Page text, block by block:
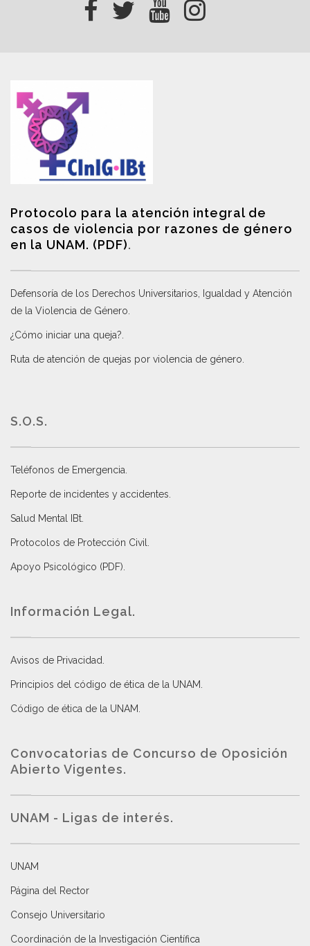
Protocolo para la atención integral de
casos de violencia por razones de género
en la UNAM. (PDF).
Defensoría de los Derechos Universitarios, Igualdad y Atención
de la Violencia de Género
¿Cómo iniciar una queja?
Ruta de atención de quejas por violencia de género
S.O.S.
Teléfonos de Emergencia.
Reporte de incidentes y accidentes
Salud Mental IBt
Protocolos de Protección Civil
Apoyo Psicológico (PDF)
Información Legal.
Avisos de Privacidad
Principios del código de ética de la UNAM
Código de ética de la UNAM
Convocatorias de Concurso de Oposición
Abierto Vigentes.
UNAM - Ligas de interés.
UNAM
Página del Rector
Consejo Universitario
Coordinación de la Investigación Científica